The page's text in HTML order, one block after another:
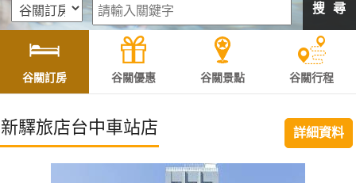
灣
訂
房
直接跟飯店訂房HOT
搜 尋
谷關訂房 谷關優惠 谷關景點 谷關行程
新驛旅店台中車站店 詳細資料